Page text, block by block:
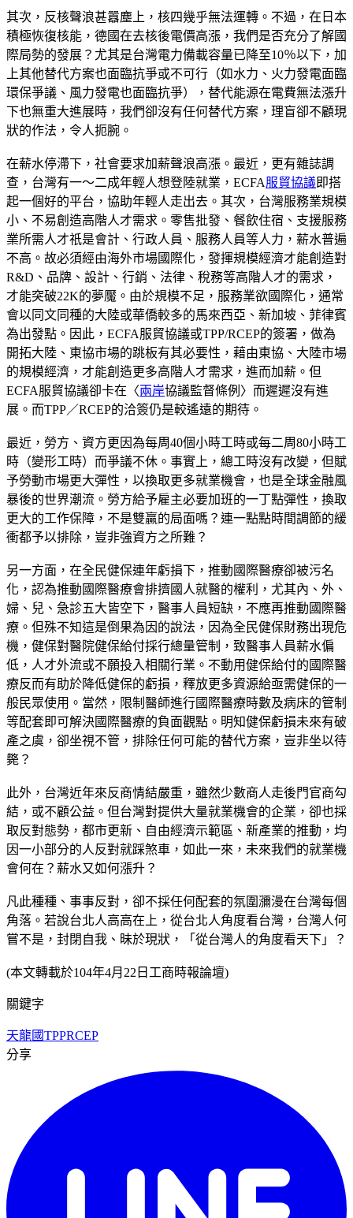
其次，反核聲浪甚囂塵上，核四幾乎無法運轉。不過，在日本
積極恢復核能，德國在去核後電價高漲，我們是否充分了解國
際局勢的發展？尤其是台灣電力備載容量已降至10％以下，加
上其他替代方案也面臨抗爭或不可行（如水力、火力發電面臨
環保爭議、風力發電也面臨抗爭），替代能源在電費無法漲升
下也無重大進展時，我們卻沒有任何替代方案，理盲卻不顧現
狀的作法，令人扼腕。
在薪水停滯下，社會要求加薪聲浪高漲。最近，更有雜誌調
查，台灣有一～二成年輕人想登陸就業，ECFA服貿協議即搭
起一個好的平台，協助年輕人走出去。其次，台灣服務業規模
小、不易創造高階人才需求。零售批發、餐飲住宿、支援服務
業所需人才祇是會計、行政人員、服務人員等人力，薪水普遍
不高。故必須經由海外市場國際化，發揮規模經濟才能創造對
R&D、品牌、設計、行銷、法律、稅務等高階人才的需求，
才能突破22K的夢魘。由於規模不足，服務業欲國際化，通常
會以同文同種的大陸或華僑較多的馬來西亞、新加坡、菲律賓
為出發點。因此，ECFA服貿協議或TPP/RCEP的簽署，做為
開拓大陸、東協市場的跳板有其必要性，藉由東協、大陸市場
的規模經濟，才能創造更多高階人才需求，進而加薪。但
ECFA服貿協議卻卡在〈兩岸協議監督條例〉而遲遲沒有進
展。而TPP／RCEP的洽簽仍是較遙遠的期待。
最近，勞方、資方更因為每周40個小時工時或每二周80小時工
時（變形工時）而爭議不休。事實上，總工時沒有改變，但賦
予勞動市場更大彈性，以換取更多就業機會，也是全球金融風
暴後的世界潮流。勞方給予雇主必要加班的一丁點彈性，換取
更大的工作保障，不是雙贏的局面嗎？連一點點時間調節的緩
衝都予以排除，豈非強資方之所難？
另一方面，在全民健保連年虧損下，推動國際醫療卻被污名
化，認為推動國際醫療會排擠國人就醫的權利，尤其內、外、
婦、兒、急診五大皆空下，醫事人員短缺，不應再推動國際醫
療。但殊不知這是倒果為因的說法，因為全民健保財務出現危
機，健保對醫院健保給付採行總量管制，致醫事人員薪水偏
低，人才外流或不願投入相關行業。不動用健保給付的國際醫
療反而有助於降低健保的虧損，釋放更多資源給亟需健保的一
般民眾使用。當然，限制醫師進行國際醫療時數及病床的管制
等配套即可解決國際醫療的負面觀點。明知健保虧損未來有破
產之虞，卻坐視不管，排除任何可能的替代方案，豈非坐以待
斃？
此外，台灣近年來反商情結嚴重，雖然少數商人走後門官商勾
結，或不顧公益。但台灣對提供大量就業機會的企業，卻也採
取反對態勢，都市更新、自由經濟示範區、新產業的推動，均
因一小部分的人反對就踩煞車，如此一來，未來我們的就業機
會何在？薪水又如何漲升？
凡此種種、事事反對，卻不採任何配套的氛圍瀰漫在台灣每個
角落。若說台北人高高在上，從台北人角度看台灣，台灣人何
嘗不是，封閉自我、昧於現狀，「從台灣人的角度看天下」？
(本文轉載於104年4月22日工商時報論壇)
關鍵字
天龍國TPPRCEP
分享